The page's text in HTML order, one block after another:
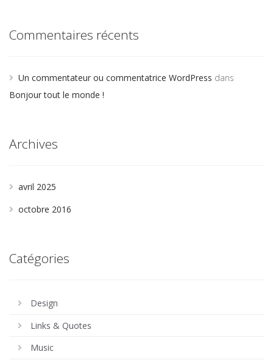
Commentaires récents
Un commentateur ou commentatrice WordPress dans
Bonjour tout le monde !
Archives
avril 2025
octobre 2016
Catégories
Design
Links & Quotes
Music